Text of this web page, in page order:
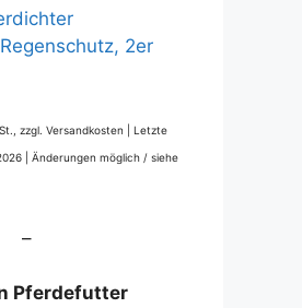
2er
zzgl. Versandkosten | Letzte
| Änderungen möglich / siehe
–
Pferdefutter